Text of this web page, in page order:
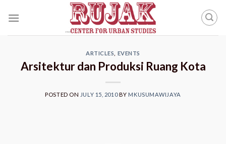
ARTICLES EVENTS
Arsitektur dan Produksi Ruang Kota
POSTED ON JULY 15, 2010BY MKUSUMAWIJAYA